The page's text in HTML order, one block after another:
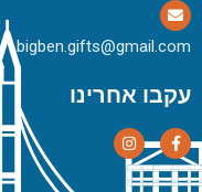
bigben.gifts@gmail.com
עקבו אחרינו